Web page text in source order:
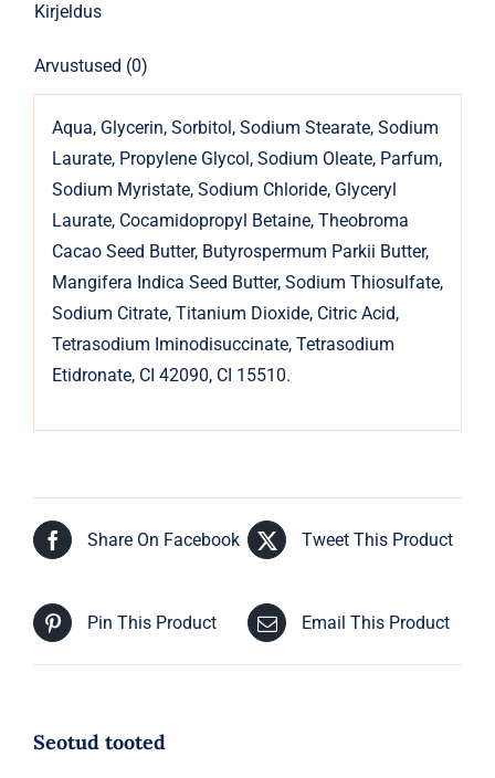
Kirjeldus
Arvustused (0)
Aqua, Glycerin, Sorbitol, Sodium Stearate, Sodium
Laurate, Propylene Glycol, Sodium Oleate, Parfum,
Sodium Myristate, Sodium Chloride, Glyceryl
Laurate, Cocamidopropyl Betaine, Theobroma
Cacao Seed Butter, Butyrospermum Parkii Butter,
Mangifera Indica Seed Butter, Sodium Thiosulfate,
Sodium Citrate, Titanium Dioxide, Citric Acid,
Tetrasodium Iminodisuccinate, Tetrasodium
Etidronate, CI 42090, CI 15510.
Share On Facebook Tweet This Product
Pin This Product Email This Product
Seotud tooted